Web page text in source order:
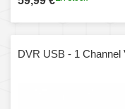
DVR USB - 1 Channel